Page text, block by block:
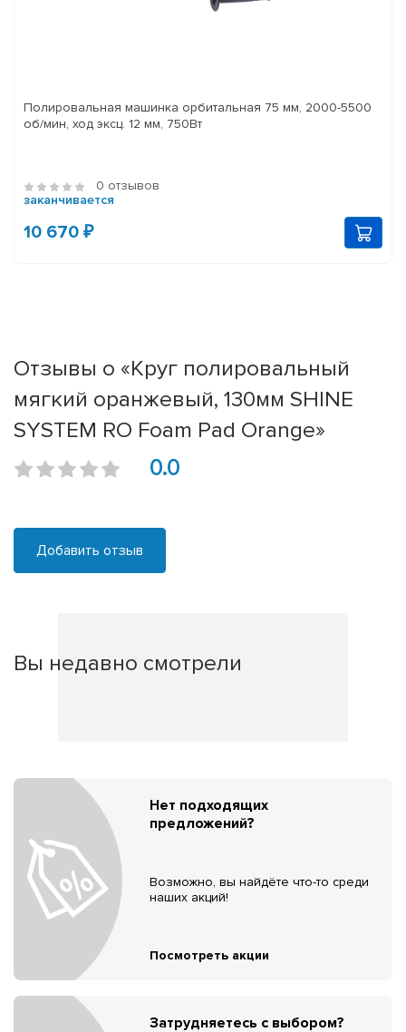
Полировальная машинка орбитальная 75 мм, 2000-5500
об/мин, ход эксц. 12 мм, 750Вт
0 отзывов
заканчивается
10 670 ₽
Отзывы о «Круг полировальный
мягкий оранжевый, 130мм SHINE
SYSTEM RO Foam Pad Orange»
0.0
Добавить отзыв
Вы недавно смотрели
Нет подходящих
предложений?
Возможно, вы найдёте что-то среди
наших акций!
Посмотреть акции
Затрудняетесь с выбором?